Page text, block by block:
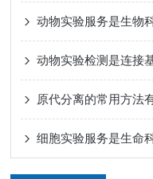
动物实验服务是生物
动物实验检测是连接
原代分离的常用方法
细胞实验服务是生命